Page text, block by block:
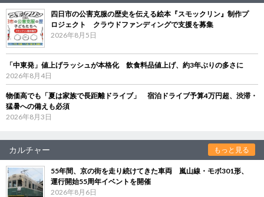
四日市の公害克服の歴史を伝える絵本『スモックリン』制作プ
ロジェクト クラウドファンディングで支援を募集
2026年8月5日
「中東発」値上げラッシュが本格化 飲食料品値上げ、約3年ぶりの多さに
2026年8月4日
物価高でも「夏は家族で長距離ドライブ」 宿泊ドライブ予算4万円超、渋滞・
猛暑への備えも必須
2026年8月3日
カルチャー もっと見る
55年間、京の街を走り続けてきた車両 嵐山線・モボ301形、
運行開始55周年イベントを開催
2026年8月6日